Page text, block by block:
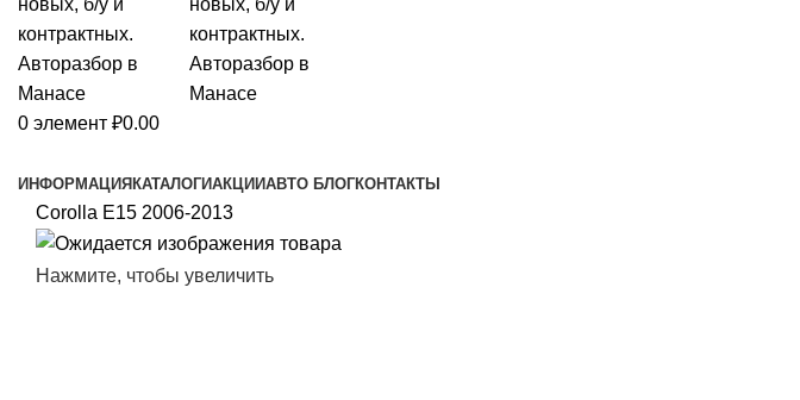
0 элемент ₽0.00
ИНФОРМАЦИЯ КАТАЛОГИАКЦИИАВТО БЛОГКОНТАКТЫ
Corolla E15 2006-2013
Нажмите, чтобы увеличить